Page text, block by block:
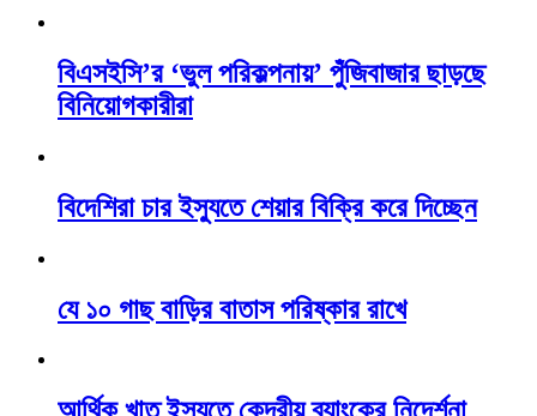
বিএসইসি’র ‘ভুল পরিকল্পনায়’ পুঁজিবাজার ছাড়ছে
বিনিয়োগকারীরা
বিদেশিরা চার ইস্যুতে শেয়ার বিক্রি করে দিচ্ছেন
যে ১০ গাছ বাড়ির বাতাস পরিষ্কার রাখে